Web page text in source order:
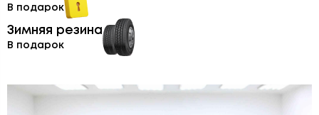
В подарок
Зимняя резина
В подарок